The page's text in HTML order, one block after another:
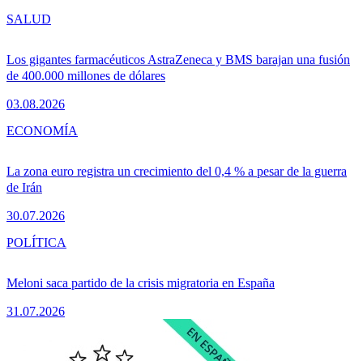
Los gigantes farmacéuticos AstraZeneca y BMS barajan una fusión
de 400.000 millones de dólares
03.08.2026
SALUD
La zona euro registra un crecimiento del 0,4 % a pesar de la guerra
de Irán
30.07.2026
ECONOMÍA
Meloni saca partido de la crisis migratoria en España
31.07.2026
POLÍTICA